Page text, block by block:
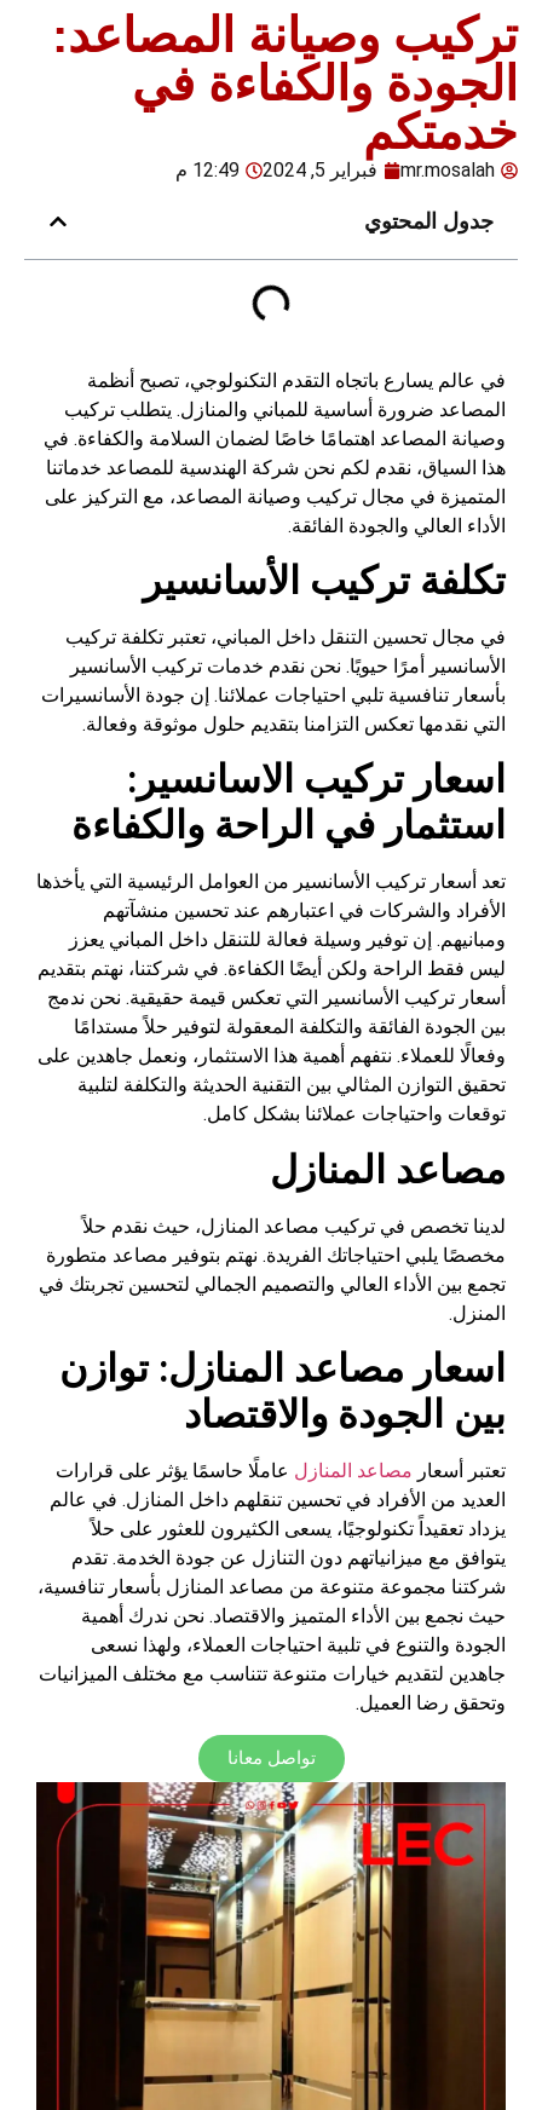
تركيب وصيانة المصاعد:
الجودة والكفاءة في
خدمتكم
mr.mosalah فبراير 5, 2024 12:49 م
جدول المحتوي
في عالم يسارع باتجاه التقدم التكنولوجي، تصبح أنظمة
المصاعد ضرورة أساسية للمباني والمنازل. يتطلب تركيب
وصيانة المصاعد اهتمامًا خاصًا لضمان السلامة والكفاءة. في
هذا السياق، نقدم لكم نحن شركة الهندسية للمصاعد خدماتنا
المتميزة في مجال تركيب وصيانة المصاعد، مع التركيز على
الأداء العالي والجودة الفائقة.
تكلفة تركيب الأسانسير
في مجال تحسين التنقل داخل المباني، تعتبر تكلفة تركيب
الأسانسير أمرًا حيويًا. نحن نقدم خدمات تركيب الأسانسير
بأسعار تنافسية تلبي احتياجات عملائنا. إن جودة الأسانسيرات
التي نقدمها تعكس التزامنا بتقديم حلول موثوقة وفعالة.
اسعار تركيب الاسانسير:
استثمار في الراحة والكفاءة
تعد أسعار تركيب الأسانسير من العوامل الرئيسية التي يأخذها
الأفراد والشركات في اعتبارهم عند تحسين منشآتهم
ومبانيهم. إن توفير وسيلة فعالة للتنقل داخل المباني يعزز
ليس فقط الراحة ولكن أيضًا الكفاءة. في شركتنا، نهتم بتقديم
أسعار تركيب الأسانسير التي تعكس قيمة حقيقية. نحن ندمج
بين الجودة الفائقة والتكلفة المعقولة لتوفير حلاً مستدامًا
وفعالًا للعملاء. نتفهم أهمية هذا الاستثمار، ونعمل جاهدين على
تحقيق التوازن المثالي بين التقنية الحديثة والتكلفة لتلبية
توقعات واحتياجات عملائنا بشكل كامل.
مصاعد المنازل
لدينا تخصص في تركيب مصاعد المنازل، حيث نقدم حلاً
مخصصًا يلبي احتياجاتك الفريدة. نهتم بتوفير مصاعد متطورة
تجمع بين الأداء العالي والتصميم الجمالي لتحسين تجربتك في
المنزل.
اسعار مصاعد المنازل: توازن
بين الجودة والاقتصاد
تعتبر أسعار مصاعد المنازل عاملًا حاسمًا يؤثر على قرارات
العديد من الأفراد في تحسين تنقلهم داخل المنازل. في عالم
يزداد تعقيداً تكنولوجيًا، يسعى الكثيرون للعثور على حلاً
يتوافق مع ميزانياتهم دون التنازل عن جودة الخدمة. تقدم
شركتنا مجموعة متنوعة من مصاعد المنازل بأسعار تنافسية،
حيث نجمع بين الأداء المتميز والاقتصاد. نحن ندرك أهمية
الجودة والتنوع في تلبية احتياجات العملاء، ولهذا نسعى
جاهدين لتقديم خيارات متنوعة تتناسب مع مختلف الميزانيات
وتحقق رضا العميل.
تواصل معانا